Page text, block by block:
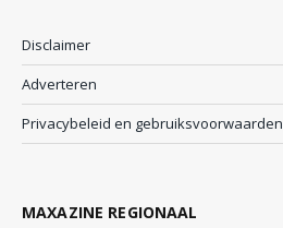
Disclaimer
Adverteren
Privacybeleid en gebruiksvoorwaarden
MAXAZINE REGIONAAL